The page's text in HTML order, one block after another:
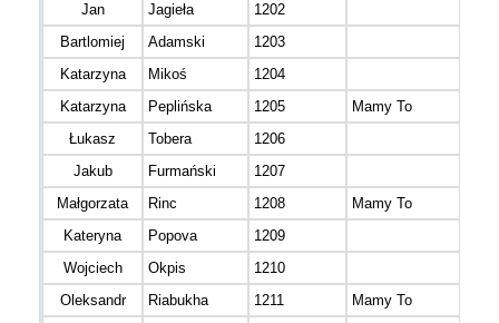
Jan
Jagieła 1202
Bartlomiej
Adamski 1203
Katarzyna
Mikoś 1204
Katarzyna
Peplińska 1205 Mamy To
Łukasz
Tobera 1206
Jakub
Furmański 1207
Małgorzata
Rinc 1208 Mamy To
Kateryna
Popova 1209
Wojciech
Okpis 1210
Oleksandr
Riabukha 1211 Mamy To